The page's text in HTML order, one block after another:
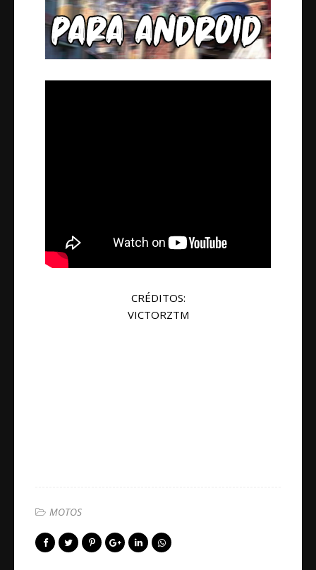
CRÉDITOS:
VICTORZTM
MOTOS